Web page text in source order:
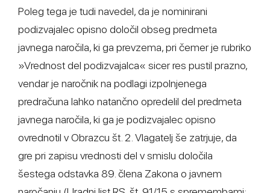
Poleg tega je tudi navedel, da je nominirani
podizvajalec opisno določil obseg predmeta
javnega naročila, ki ga prevzema, pri čemer je rubriko
»Vrednost del podizvajalca« sicer res pustil prazno,
vendar je naročnik na podlagi izpolnjenega
predračuna lahko natančno opredelil del predmeta
javnega naročila, ki ga je podizvajalec opisno
ovrednotil v Obrazcu št. 2. Vlagatelj še zatrjuje, da
gre pri zapisu vrednosti del v smislu določila
šestega odstavka 89. člena Zakona o javnem